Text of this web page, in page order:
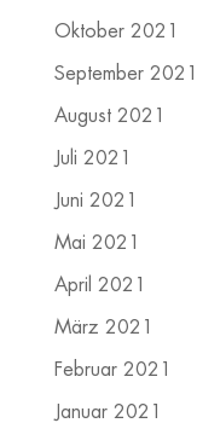
Oktober 2021
September 2021
August 2021
Juli 2021
Juni 2021
Mai 2021
April 2021
März 2021
Februar 2021
Januar 2021